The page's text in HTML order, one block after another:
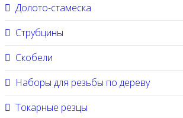
Долото-стамеска
Струбцины
Скобели
Наборы для резьбы по дереву
Токарные резцы